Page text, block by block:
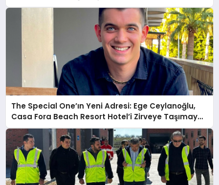
The Special One’ın Yeni Adresi: Ege Ceylanoğlu,
Casa Fora Beach Resort Hotel’i Zirveye Taşımaya
Geliyor!